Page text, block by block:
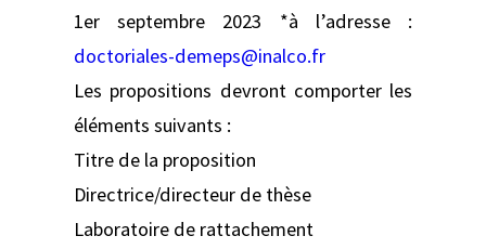
1er septembre 2023 *à l’adresse :
doctoriales-demeps@inalco.fr
Les propositions devront comporter les
éléments suivants :
Titre de la proposition
Directrice/directeur de thèse
Laboratoire de rattachement